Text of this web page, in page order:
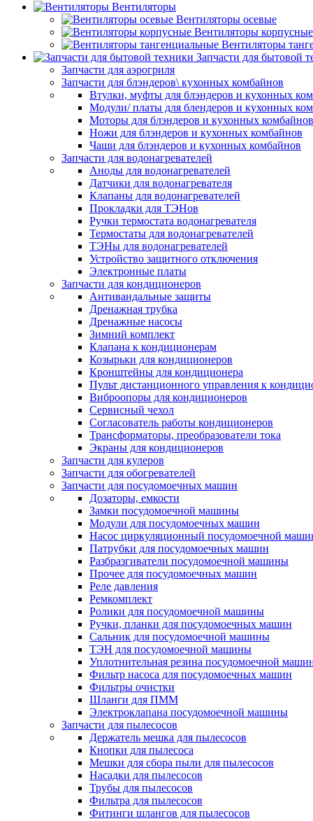
Вентиляторы
Вентиляторы осевые
Вентиляторы корпусные
Вентиляторы
Запчасти для бытовой
Запчасти для аэрогриля
Запчасти для блэндеров\ кухонных комбайнов
Втулки, муфты для блэндеров и кухонных
Модули/ платы для блендеров и кухонных
Моторы для блэндеров и кухонных комбайнов
Ножи для блэндеров и кухонных комбайнов
Чаши для блэндеров и кухонных комбайнов
Запчасти для водонагревателей
Аноды для водонагревателей
Датчики для водонагревателя
Клапаны для водонагревателей
Прокладки для ТЭНов
Ручки термостата водонагревателя
Термостаты для водонагревателей
ТЭНы для водонагревателей
Устройство защитного отключения
Электронные платы
Запчасти для кондиционеров
Антивандальные защиты
Дренажная трубка
Дренажные насосы
Зимний комплект
Клапана к кондиционерам
Козырьки для кондиционеров
Кронштейны для кондиционера
Пульт дистанционного управления к
Виброопоры для кондиционеров
Сервисный чехол
Согласователь работы кондиционеров
Трансформаторы, преобразователи тока
Экраны для кондиционеров
Запчасти для кулеров
Запчасти для обогревателей
Запчасти для посудомоечных машин
Дозаторы, емкости
Замки посудомоечной машины
Модули для посудомоечных машин
Насос циркуляционный посудомоечной
Патрубки для посудомоечных машин
Разбразгиватели посудомоечной машины
Прочее для посудомоечных машин
Реле давления
Ремкомплект
Ролики для посудомоечной машины
Ручки, планки для посудомоечных машин
Сальник для посудомоечной машины
ТЭН для посудомоечной машины
Уплотнительная резина посудомоечной
Фильтр насоса для посудомоечных машин
Фильтры очистки
Шланги для ПММ
Электроклапана посудомоечной машины
Запчасти для пылесосов
Держатель мешка для пылесосов
Кнопки для пылесоса
Мешки для сбора пыли для пылесосов
Насадки для пылесосов
Трубы для пылесосов
Фильтра для пылесосов
Фитинги шлангов для пылесосов